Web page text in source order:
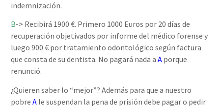
indemnización.
B-> Recibirá 1900 €. Primero 1000 Euros por 20 días de
recuperación objetivados por informe del médico forense y
luego 900 € por tratamiento odontológico según factura
que consta de su dentista. No pagará nada aA porque
renunció.
¿Quieren saber lo “mejor”? Además para que a nuestro
pobreA le suspendan la pena de prisión debe pagar o pedir